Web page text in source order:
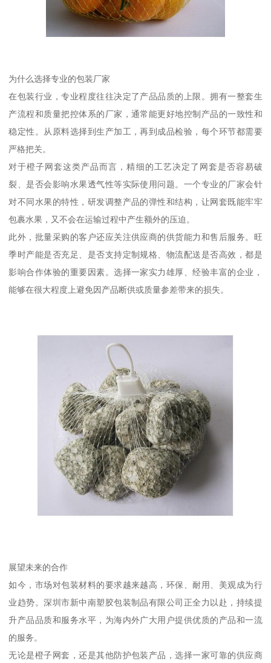
为什么选择专业的包装厂家
在包装行业，专业程度往往决定了产品品质的上限。拥有一整套生
产流程和质量把控体系的厂家，通常能更好地控制产品的一致性和
稳定性。从原料选择到生产加工，再到成品检验，每个环节都需要
严格把关。
对于橙子网套这类产品而言，精细的工艺决定了网套是否容易破
裂、是否会影响水果透气性等实际使用问题。一个专业的厂家会针
对不同水果的特性，研发调整产品的弹性和结构，让网套既能牢牢
包裹水果，又不会在运输过程中产生额外的压迫。
此外，批量采购的客户还应关注供应商的供货能力和售后服务。旺
季时产能是否充足、是否支持定制规格、物流配送是否高效，都是
影响合作体验的重要因素。选择一家实力雄厚、经验丰富的企业，
能够在很大程度上避免因产品断供或质量参差带来的损失。
展望未来的合作
如今，市场对包装材料的要求越来越高，环保、耐用、美观成为行
业趋势。深圳市新中南塑胶包装制品有限公司正全力以赴，持续提
升产品品质和服务水平，为海内外广大用户提供优质的产品和一流
的服务。
无论是橙子网套，还是其他防护包装产品，选择一家可靠的供应商